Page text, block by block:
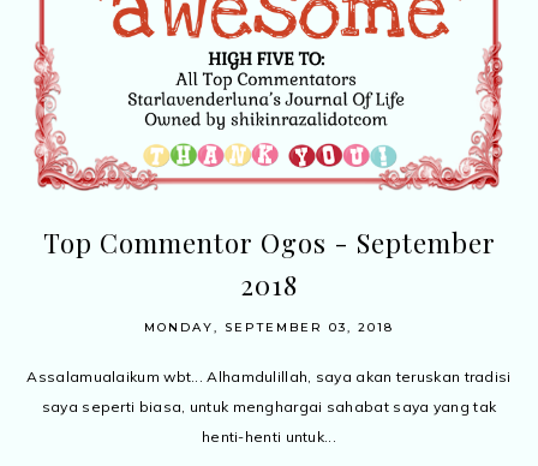
Top Commentor Ogos - September
2018
MONDAY, SEPTEMBER 03, 2018
Assalamualaikum wbt... Alhamdulillah, saya akan teruskan tradisi
saya seperti biasa, untuk menghargai sahabat saya yang tak
henti-henti untuk...